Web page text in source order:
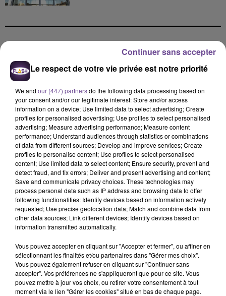
6h57
6h57
LUIS FONSI
Echame La Culpa
6h54
6h54
VITAA
Ca Fait Mal
6h50
6h50
DJ SNAKE FEAT.
BIPOLAR SUNSHINE
Paradise
Frerot
NICKY JAM
El Perdon
6h37
6h37
Who Do You Think
You Are
Le respect de votre vie privée est notre priorité
We and our (447) partnersdo the following data processing based on
your consent and/or our legitimate interest: Store and/or access
information on a device; Use limited data to select advertising; Create
profiles for personalised advertising; Use profiles to select personalised
advertising; Measure advertising performance; Measure content
performance; Understand audiences through statistics or combinations
of data from different sources; Develop and improve services; Create
profiles to personalise content; Use profiles to select personalised
content; Use limited data to select content; Ensure security, prevent and
detect fraud, and fix errors; Deliver and present advertising and content;
Save and communicate privacy choices. These technologies may
process personal data such as IP address and browsing data to offer
following functionalities: Identify devices based on information actively
requested; Use precise geolocation data; Match and combine data from
other data sources; Link different devices; Identify devices based on
information transmitted automatically.
Vous pouvez accepter en cliquant sur "Accepter et fermer", ou affiner en
sélectionnant les finalités et/ou partenaires dans "Gérer mes choix".
Vous pouvez également refuser en cliquant sur "Continuer sans
accepter". Vos préférences ne s'appliqueront que pour ce site. Vous
pouvez mettre à jour vos choix, ou retirer votre consentement à tout
moment via le lien "Gérer les cookies" situé en bas de chaque page.
Continuer sans accepter